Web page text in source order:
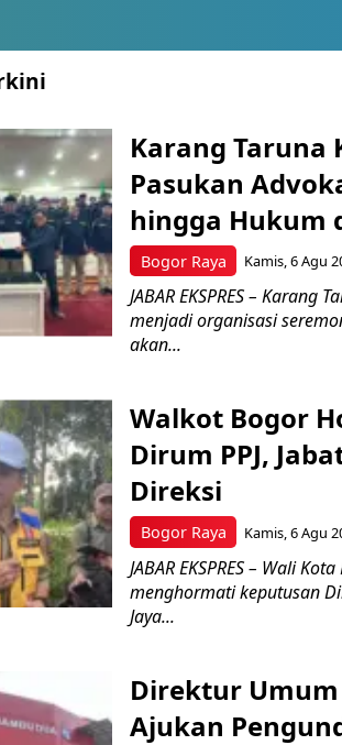
Bogor Raya
Karang Taruna
Pasukan
hingga Hukum
Kamis, 6 Agu
JABAR EKSPRES –
menjadi organisasi
akan...
Bogor Raya
Walkot Bogor
Dirum PPJ,
Direksi
Kamis, 6 Agu
JABAR EKSPRES – Wali
menghormati keputusan
Jaya...
Direktur Umum
Ajukan